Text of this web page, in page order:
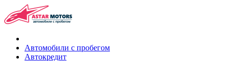
Автомобили с пробегом
Автокредит